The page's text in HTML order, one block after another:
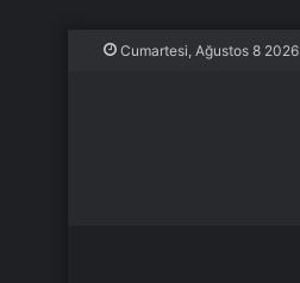
Cumartesi, Ağustos 8 2026